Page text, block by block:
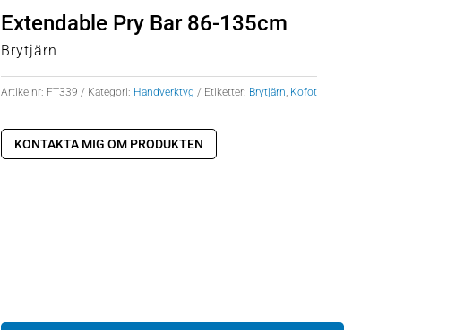
Extendable Pry Bar 86-135cm
Brytjärn
Artikelnr: FT339 Kategori: Handverktyg Etiketter: Brytjärn, Kofot
KONTAKTA MIG OM PRODUKTEN